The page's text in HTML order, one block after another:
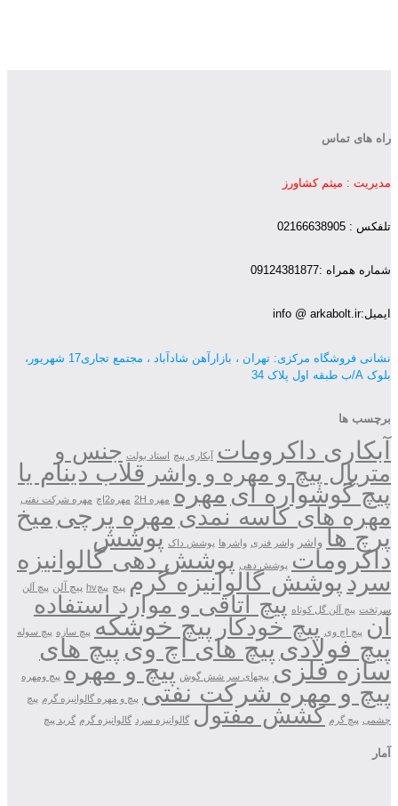
راه های تماس
مدیریت : میثم کشاورز
تلفکس : 02166638905
شماره همراه :09124381877
ایمیل:info @ arkabolt.ir
نشانی فروشگاه مرکزی: تهران ، بازارآهن شادآباد ، مجتمع تجاری17 شهریور،
بلوک A/ب طبقه اول پلاک 34
برچسب ها
آبکاری داکرومات آبکاری پیچ استاد بولت جنس و
متریال پیچ و مهره و واشر قلاب دینام یا
پیچ گوشواره ایمهره مهره 2H مهره2اچ مهره شرکت نفتی
مهره های کاسه نمدی مهره پرچی میخ
پرچ ها واشر واشر فنری واشرها پوشش داک پوشش
داکرومات پوشش دهی پوشش دهی گالوانیزه
سردپوشش گالوانیزه گرم پیچ پیچhv پیچ آلن پیچ آلن
سرتخت پیچ آلن گل کوتاه پیچ اتاقی و موارد استفاده
آن پیچ اچ وی پیچ خودکار پیچ خوشکه پیچ سازه پیچ سوله
پیچ فولادی پیچ های اچ وی پیچ های
سازه فلزی پیچهای سر شش گوش پیچ و مهره پیچ ومهره
پیچ و مهره شرکت نفتی پیچ و مهره گالوانیزه گرم پیچ
چشمی پیچ گرم کشش مفتول گالوانیزه سرد گالوانیزه گرم گرید پیچ
آمار